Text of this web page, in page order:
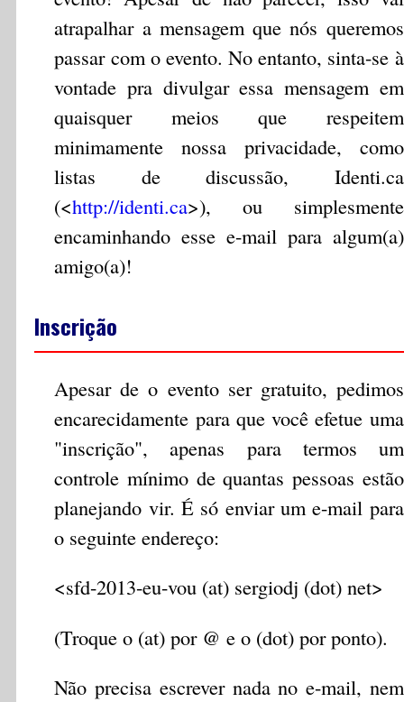
atrapalhar a mensagem que nós queremos
passar com o evento. No entanto, sinta-se à
vontade pra divulgar essa mensagem em
quaisquer meios que respeitem
minimamente nossa privacidade, como
listas de discussão, Identi.ca
(<http://identi.ca>), ou simplesmente
encaminhando esse e-mail para algum(a)
amigo(a)!
Inscrição
Apesar de o evento ser gratuito, pedimos
encarecidamente para que você efetue uma
"inscrição", apenas para termos um
controle mínimo de quantas pessoas estão
planejando vir. É só enviar um e-mail para
o seguinte endereço:
<sfd-2013-eu-vou (at) sergiodj (dot) net>
(Troque o (at) por @ e o (dot) por ponto).
Não precisa escrever nada no e-mail, nem